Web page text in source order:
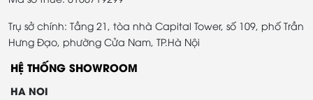
Trụ sở chính: Tầng 21, tòa nhà Capital Tower, số 109, phố Trần
Hưng Đạo, phường Cửa Nam, TP.Hà Nội
HỆ THỐNG SHOWROOM
HA NOI